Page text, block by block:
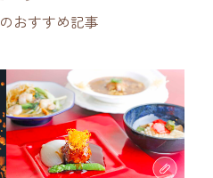
のおすすめ記事